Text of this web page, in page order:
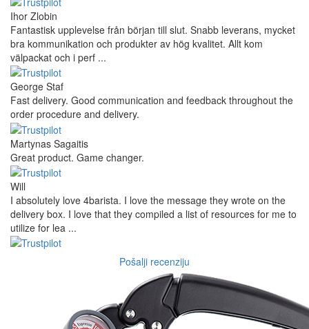
Ihor Zlobin
Fantastisk upplevelse från början till slut. Snabb leverans, mycket
bra kommunikation och produkter av hög kvalitet. Allt kom
välpackat och i perf ...
George Staf
Fast delivery. Good communication and feedback throughout the
order procedure and delivery.
Martynas Sagaitis
Great product. Game changer.
Will
I absolutely love 4barista. I love the message they wrote on the
delivery box. I love that they compiled a list of resources for me to
utilize for lea ...
Pošalji recenziju